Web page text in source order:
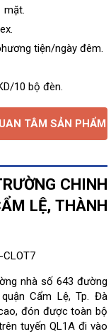
mặt.
tiện/ngày đêm.
10 bộ đèn.
TÂM SẢN PHẨM
CHINH
LỆ, THÀNH
nhà số 643 đường
Cẩm Lệ, Tp. Đà
đón được toàn bộ
tuyến QL1A đi vào